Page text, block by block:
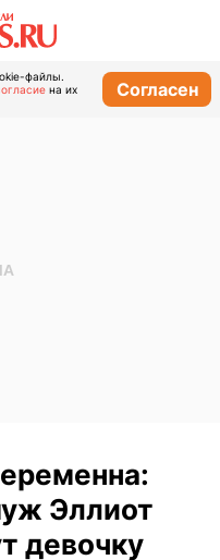
файлы.
на их
Согласен
Эллиот
девочку